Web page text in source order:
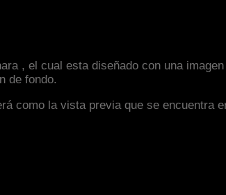
, el cual esta diseñado con una
de fondo.
como la vista previa que se encuentra